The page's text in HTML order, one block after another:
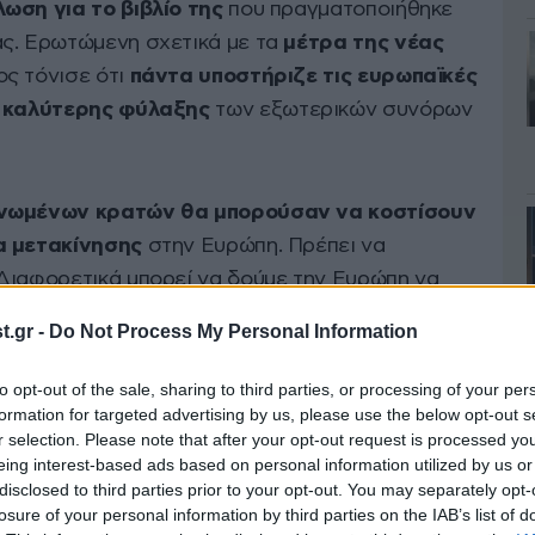
- Do Not Process My Personal Information
opt-out of the sale, sharing to third parties, or processing of your
for targeted advertising by us, please use the below opt-out
selection. Please note that after your opt-out request is processed
interest-based ads based on personal information utilized by us
to third parties prior to your opt-out. You may separately
of your personal information by third parties on the IAB’s list of
για το βιβλίο τηςπου πραγματοποιήθηκε
Ερωτώμενη σχετικά με τα μέτρα της νέας
τόνισε ότι πάντα υποστήριζε τις ευρωπαϊκές
φύλαξηςτων εξωτερικών συνόρων
κρατών θα μπορούσαν να κοστίσουν
μετακίνησης στην Ευρώπη. Πρέπει να
μπορεί να δούμε την Ευρώπη να
Κοινοβούλιο,με την αντιπρόεδρο της
Γκαμπριέλε Μπίσοφ να
ότι «οι πρώτεςσυνέπειες των συνοριακών
Αλεξάντερ Ντόμπριντείναι